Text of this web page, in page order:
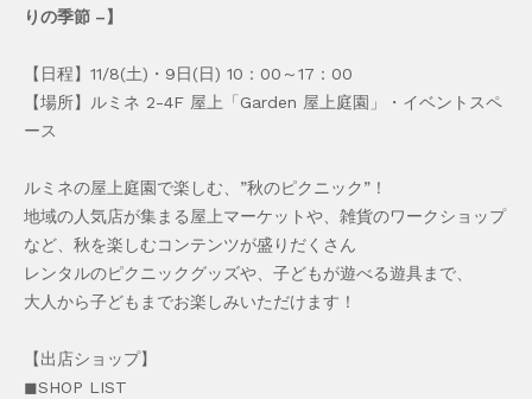
りの季節 –】
【日程】11/8(土)・9日(日) 10：00～17：00
【場所】ルミネ 2-4F 屋上「Garden 屋上庭園」・イベントスペ
ース
ルミネの屋上庭園で楽しむ、”秋のピクニック”！
地域の人気店が集まる屋上マーケットや、雑貨のワークショップ
など、秋を楽しむコンテンツが盛りだくさん
レンタルのピクニックグッズや、子どもが遊べる遊具まで、
大人から子どもまでお楽しみいただけます！
【出店ショップ】
◼︎SHOP LIST